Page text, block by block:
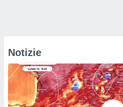
Notizie